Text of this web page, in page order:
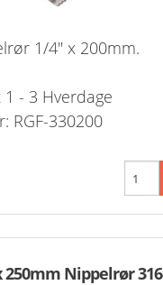
1/4" x 200mm.
- 3 Hverdage
RGF-330200
250mm Nippelrør 316